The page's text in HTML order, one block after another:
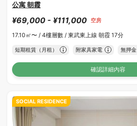
公寓 朝霞
¥69,000 - ¥111,000 空房
17.10㎡〜 / 4樓層數 / 東武東上線 朝霞 17分
短期租賃（月租） 附家具家電 無押金
確認詳細內容
SOCIAL RESIDENCE